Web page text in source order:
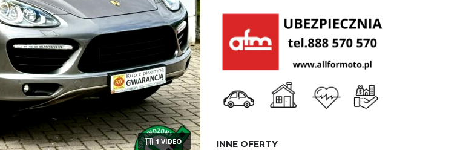
1 VIDEO INNE OFERTY